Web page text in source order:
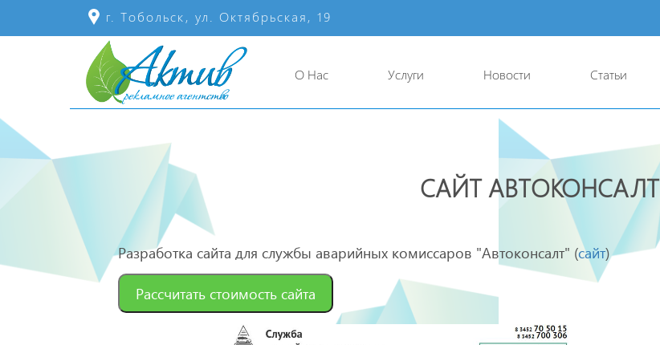
г. Тобольск, ул. Октябрьская, 19
О Нас Услуги Новости Статьи
САЙТ АВТОКОНСАЛТ
Разработка сайта для службы аварийных комиссаров "Автоконсалт" (сайт)
Рассчитать стоимость сайта